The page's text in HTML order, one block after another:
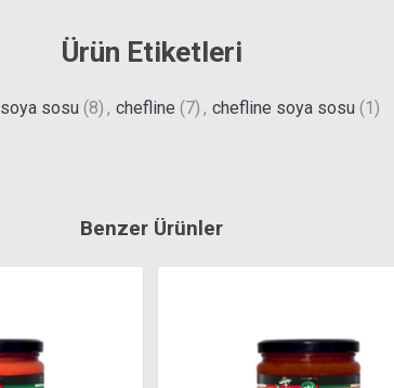
Ürün Etiketleri
soya sosu (8) , chefline (7) , chefline soya sosu (1)
Benzer Ürünler